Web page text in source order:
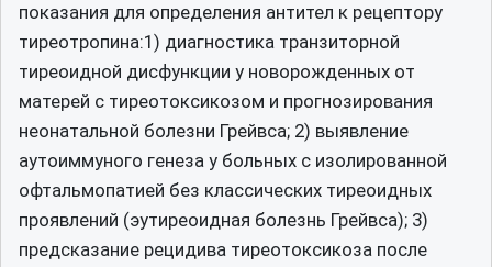
показания для определения антител к рецептору
тиреотропина:1) диагностика транзиторной
тиреоидной дисфункции у новорожденных от
матерей с тиреотоксикозом и прогнозирования
неонатальной болезни Грейвса; 2) выявление
аутоиммуного генеза у больных с изолированной
офтальмопатией без классических тиреоидных
проявлений (эутиреоидная болезнь Грейвса); 3)
предсказание рецидива тиреотоксикоза после